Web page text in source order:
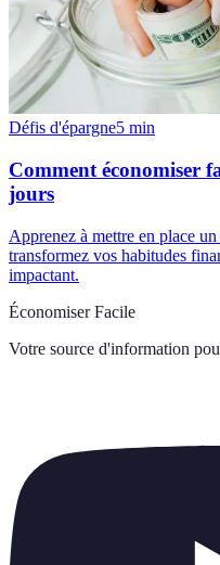
Défis d'épargne5 min
Comment économiser
jours
Apprenez à mettre en place
transformez vos habitudes
impactant.
Économiser Facile
Votre source d'information